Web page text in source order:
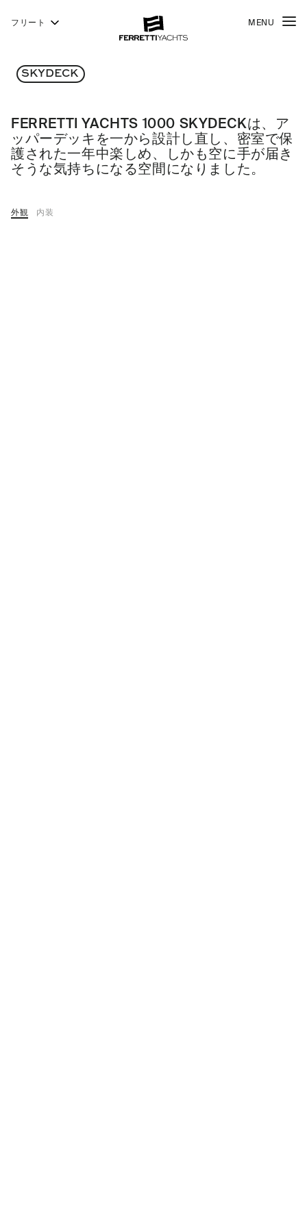
フリート MENU
YACHTS
SKYDECK
FERRETTI YACHTS 1000 SKYDECKは、ア
ッパーデッキを一から設計し直し、密室で保
護された一年中楽しめ、しかも空に手が届き
そうな気持ちになる空間になりました。
外観 内装